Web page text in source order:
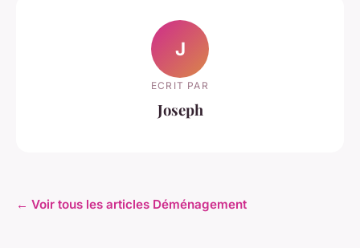
J
ECRIT PAR
Joseph
← Voir tous les articles Déménagement